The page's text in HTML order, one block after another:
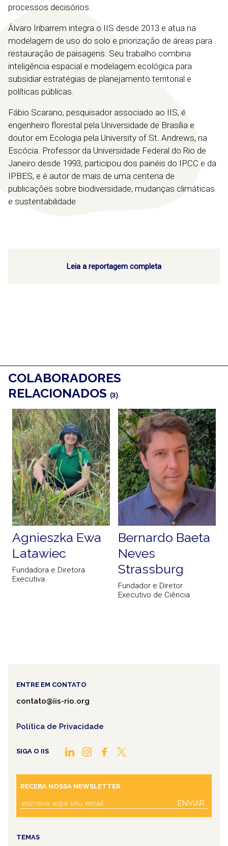
processos decisórios.
Álvaro Iribarrem integra o IIS desde 2013 e atua na
modelagem de uso do solo e priorização de áreas para
restauração de paisagens. Seu trabalho combina
inteligência espacial e modelagem ecológica para
subsidiar estratégias de planejamento territorial e
políticas públicas.
Fábio Scarano, pesquisador associado ao IIS, é
engenheiro florestal pela Universidade de Brasília e
doutor em Ecologia pela University of St. Andrews, na
Escócia. Professor da Universidade Federal do Rio de
Janeiro desde 1993, participou dos painéis do IPCC e da
IPBES, e é autor de mais de uma centena de
publicações sobre biodiversidade, mudanças climáticas
e sustentabilidade
Leia a reportagem completa
COLABORADORES
RELACIONADOS (3)
Agnieszka Ewa
Latawiec
Fundadora e Diretora
Executiva
Bernardo Baeta
Neves
Strassburg
Fundador e Diretor
Executivo de Ciência
ENTRE EM CONTATO
contato@iis-rio.org
Política de Privacidade
SIGA O IIS
RECEBA NOSSA NEWSLETTER
ENVIAR
TEMAS